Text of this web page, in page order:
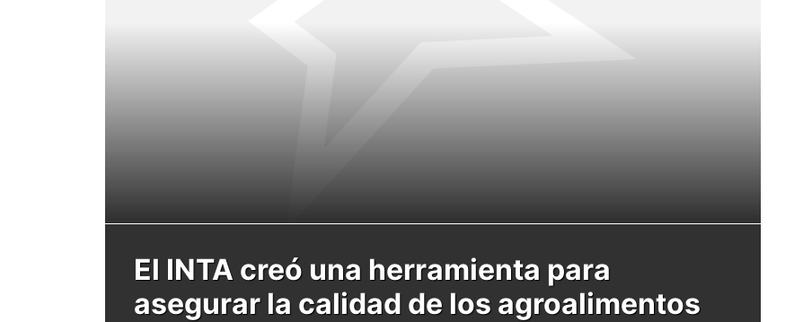
El INTA creó una herramienta para
asegurar la calidad de los agroalimentos